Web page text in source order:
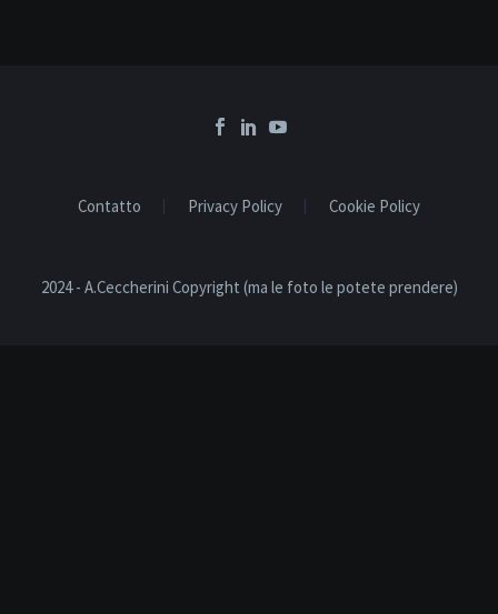
Contatto Privacy Policy Cookie Policy
2024 - A.Ceccherini Copyright (ma le foto le potete prendere)